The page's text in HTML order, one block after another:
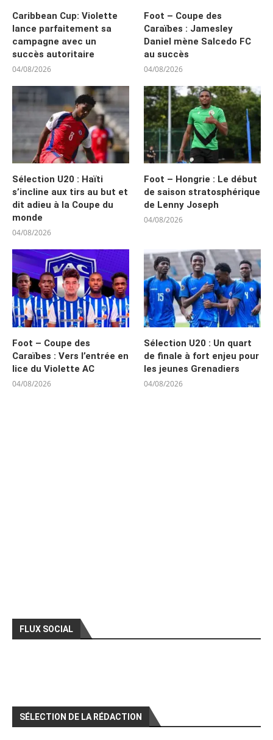
Caribbean Cup: Violette
lance parfaitement sa
campagne avec un
succès autoritaire
04/08/2026
Foot – Coupe des
Caraïbes : Jamesley
Daniel mène Salcedo FC
au succès
04/08/2026
Sélection U20 : Haïti
s’incline aux tirs au but et
dit adieu à la Coupe du
monde
04/08/2026
Foot – Hongrie : Le début
de saison stratosphérique
de Lenny Joseph
04/08/2026
Foot – Coupe des
Caraïbes : Vers l’entrée en
lice du Violette AC
04/08/2026
Sélection U20 : Un quart
de finale à fort enjeu pour
les jeunes Grenadiers
04/08/2026
FLUX SOCIAL
SÉLECTION DE LA RÉDACTION